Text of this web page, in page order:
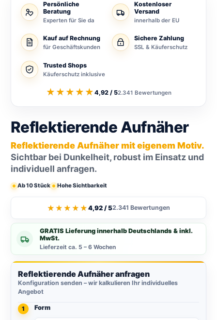
Persönliche
Beratung
Experten für Sie da
Kostenloser
Versand
innerhalb der EU
Kauf auf Rechnung
für Geschäftskunden
Sichere Zahlung
SSL & Käuferschutz
Trusted Shops
Käuferschutz inklusive
★★★★★ 4,92 / 52.341 Bewertungen
Reflektierende Aufnäher
Reflektierende Aufnäher mit eigenem Motiv.
Sichtbar bei Dunkelheit, robust im Einsatz und
individuell anfragen.
Ab 10 Stück Hohe Sichtbarkeit
★★★★★4,92 / 52.341 Bewertungen
GRATIS Lieferung innerhalb Deutschlands & inkl.
MwSt.
Lieferzeit ca. 5 – 6 Wochen
Reflektierende Aufnäher anfragen
Konfiguration senden – wir kalkulieren Ihr individuelles
Angebot
1 Form